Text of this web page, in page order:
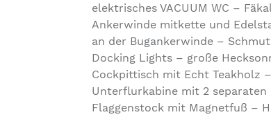
elektrisches VACUUM WC –
Ankerwinde mitkette und
an der Bugankerwinde –
Docking Lights – große
Cockpittisch mit Echt Teakholz
Unterflurkabine mit 2 separaten
Flaggenstock mit Magnetfuß –